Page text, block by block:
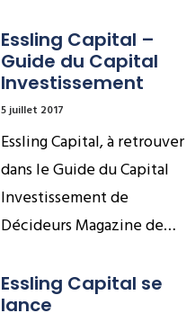
Essling Capital –
Guide du Capital
Investissement
5 juillet 2017
Essling Capital, à retrouver
dans le Guide du Capital
Investissement de
Décideurs Magazine de…
Essling Capital se
lance